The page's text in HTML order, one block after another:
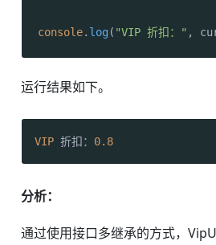
console. log( "VIP 折扣：" ,
运行结果如下。
VIP 折扣： 0.8
分析：
通过使用接口多继承的方式，